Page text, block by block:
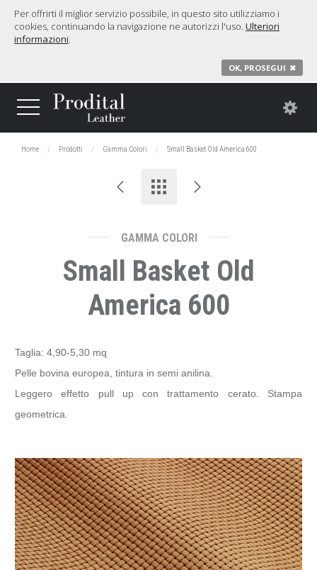
Per offrirti il miglior servizio possibile, in questo sito utilizziamo i
cookies, continuando la navigazione ne autorizzi l'uso. Ulteriori
informazioni.
OK, PROSEGUI ✖
Home Prodotti Gamma Colori Small Basket Old America 600
GAMMA COLORI
Small Basket Old
America 600
Taglia: 4,90-5,30 mq
Pelle bovina europea, tintura in semi anilina.
Leggero effetto pull up con trattamento cerato. Stampa
geometrica.